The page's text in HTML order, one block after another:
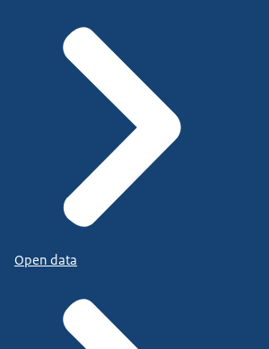
Open data